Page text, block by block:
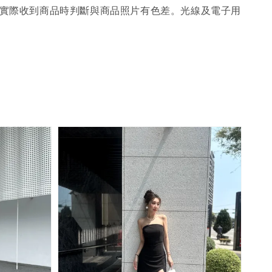
收到商品時判斷與商品照片有色差。光線及電子用